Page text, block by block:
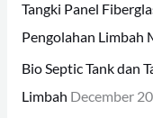
r
:
Tangki Panel
Pengolahan Limbah
Bio Septic Tank dan
Limbah December